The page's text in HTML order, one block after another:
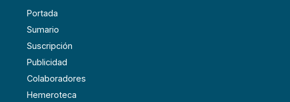
Portada
Sumario
Suscripción
Publicidad
Colaboradores
Hemeroteca